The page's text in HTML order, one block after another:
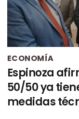
ECONOMÍA
Espinoza
50/50 ya
medidas